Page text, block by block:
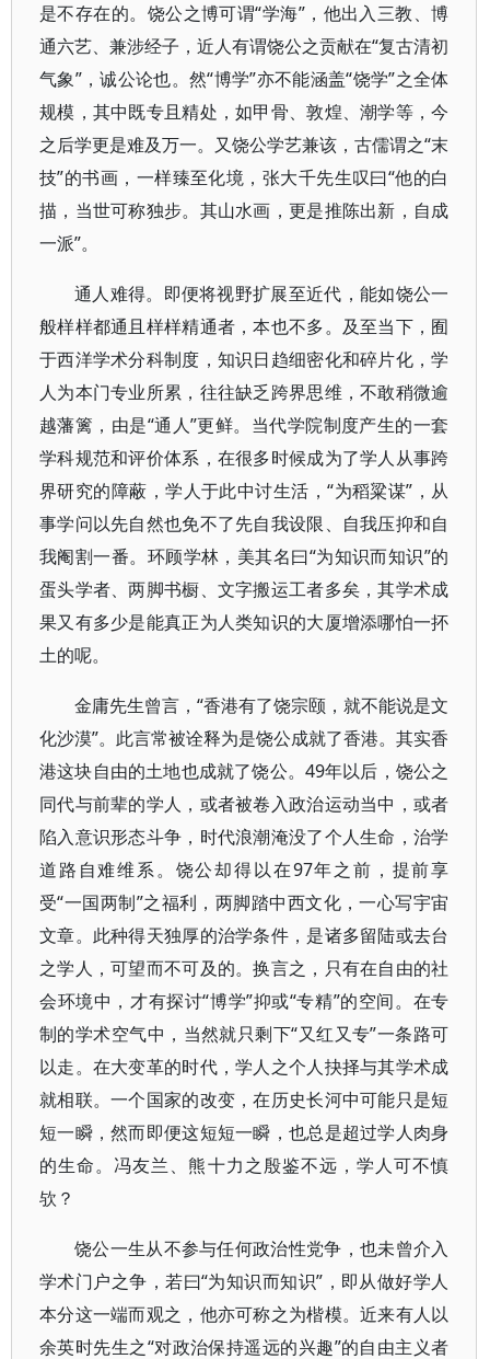
是不存在的。饶公之博可谓“学海”，他出入三教、博
通六艺、兼涉经子，近人有谓饶公之贡献在“复古清初
气象”，诚公论也。然“博学”亦不能涵盖“饶学”之全体
规模，其中既专且精处，如甲骨、敦煌、潮学等，今
之后学更是难及万一。又饶公学艺兼该，古儒谓之“末
技”的书画，一样臻至化境，张大千先生叹曰“他的白
描，当世可称独步。其山水画，更是推陈出新，自成
一派”。
通人难得。即便将视野扩展至近代，能如饶公一
般样样都通且样样精通者，本也不多。及至当下，囿
于西洋学术分科制度，知识日趋细密化和碎片化，学
人为本门专业所累，往往缺乏跨界思维，不敢稍微逾
越藩篱，由是“通人”更鲜。当代学院制度产生的一套
学科规范和评价体系，在很多时候成为了学人从事跨
界研究的障蔽，学人于此中讨生活，“为稻粱谋”，从
事学问以先自然也免不了先自我设限、自我压抑和自
我阉割一番。环顾学林，美其名曰“为知识而知识”的
蛋头学者、两脚书橱、文字搬运工者多矣，其学术成
果又有多少是能真正为人类知识的大厦增添哪怕一抔
土的呢。
金庸先生曾言，“香港有了饶宗颐，就不能说是文
化沙漠”。此言常被诠释为是饶公成就了香港。其实香
港这块自由的土地也成就了饶公。49年以后，饶公之
同代与前辈的学人，或者被卷入政治运动当中，或者
陷入意识形态斗争，时代浪潮淹没了个人生命，治学
道路自难维系。饶公却得以在97年之前，提前享
受“一国两制”之福利，两脚踏中西文化，一心写宇宙
文章。此种得天独厚的治学条件，是诸多留陆或去台
之学人，可望而不可及的。换言之，只有在自由的社
会环境中，才有探讨“博学”抑或“专精”的空间。在专
制的学术空气中，当然就只剩下“又红又专”一条路可
以走。在大变革的时代，学人之个人抉择与其学术成
就相联。一个国家的改变，在历史长河中可能只是短
短一瞬，然而即便这短短一瞬，也总是超过学人肉身
的生命。冯友兰、熊十力之殷鉴不远，学人可不慎
欤？
饶公一生从不参与任何政治性党争，也未曾介入
学术门户之争，若曰“为知识而知识”，即从做好学人
本分这一端而观之，他亦可称之为楷模。近来有人以
余英时先生之“对政治保持遥远的兴趣”的自由主义者